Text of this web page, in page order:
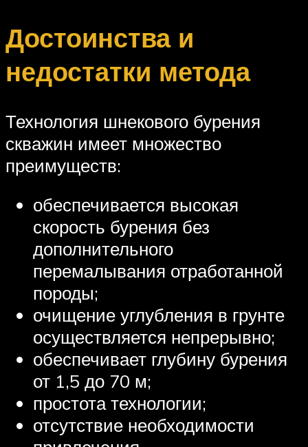
Достоинства и
недостатки метода
Технология шнекового бурения
скважин имеет множество
преимуществ:
обеспечивается высокая
скорость бурения без
дополнительного
перемалывания отработанной
породы;
очищение углубления в грунте
осуществляется непрерывно;
обеспечивает глубину бурения
от 1,5 до 70 м;
простота технологии;
отсутствие необходимости